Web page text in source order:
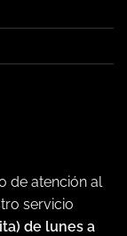
de atención al
servicio
de lunes a